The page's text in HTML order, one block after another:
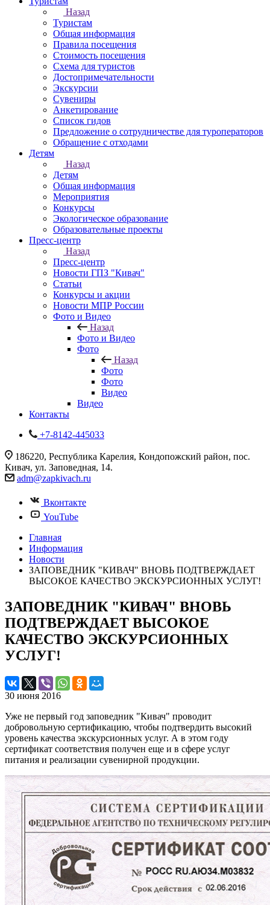
Назад
Туристам
Общая информация
Правила посещения
Стоимость посещения
Схема для туристов
Достопримечательности
Экскурсии
Сувениры
Анкетирование
Список гидов
Предложение о сотрудничестве для туроператоров
Обращение с отходами
Детям
Назад
Детям
Общая информация
Мероприятия
Конкурсы
Экологическое образование
Образовательные проекты
Пресс-центр
Назад
Пресс-центр
Новости ГПЗ "Кивач"
Статьи
Конкурсы и акции
Новости МПР России
Фото и Видео
Назад
Фото и Видео
Фото
Назад
Фото
Фото
Видео
Видео
Контакты
+7-8142-445033
186220, Республика Карелия, Кондопожский район, пос.
Кивач, ул. Заповедная, 14.
adm@zapkivach.ru
Вконтакте
YouTube
Главная
Информация
Новости
ЗАПОВЕДНИК "КИВАЧ" ВНОВЬ ПОДТВЕРЖДАЕТ
ВЫСОКОЕ КАЧЕСТВО ЭКСКУРСИОННЫХ УСЛУГ!
ЗАПОВЕДНИК "КИВАЧ" ВНОВЬ
ПОДТВЕРЖДАЕТ ВЫСОКОЕ
КАЧЕСТВО ЭКСКУРСИОННЫХ
УСЛУГ!
30 июня 2016
Уже не первый год заповедник "Кивач" проводит
добровольную сертификацию, чтобы подтвердить высокий
уровень качества экскурсионных услуг. А в этом году
сертификат соответствия получен еще и в сфере услуг
питания и реализации сувенирной продукции.